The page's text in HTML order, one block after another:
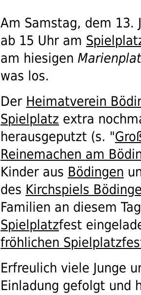
Am Samstag, dem 13.
ab 15 Uhr am
am hiesigen
was los.
Der Heimatverein
Spielplatz extra
herausgeputzt (s. "
Reinemachen am
Kinder aus Bödingen
des Kirchspiels
Familien an diesem
Spielplatzfest
fröhlichen
Erfreulich viele Junge
Einladung gefolgt und